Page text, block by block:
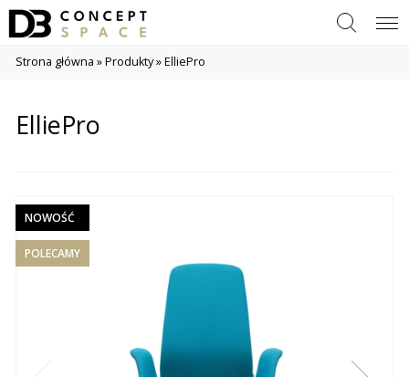
Szukaj Menu
Strona główna »Produkty»ElliePro
ElliePro
NOWOŚĆ
POLECAMY